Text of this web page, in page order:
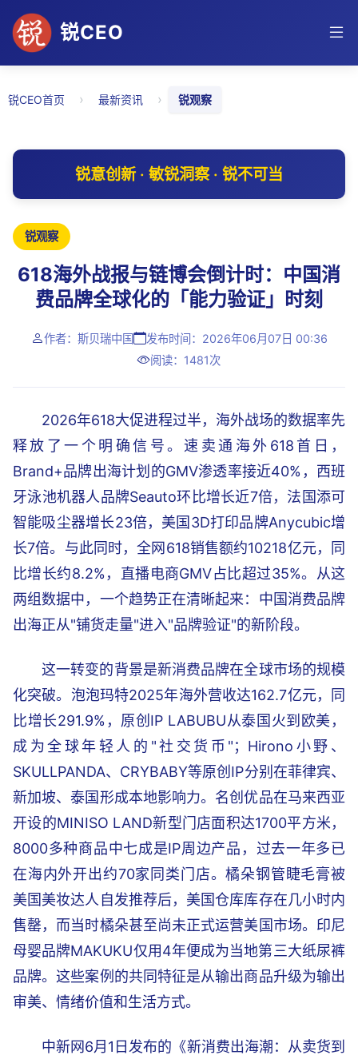
锐CEO
锐CEO首页 › 最新资讯 › 锐观察
锐意创新 · 敏锐洞察 · 锐不可当
锐观察
618海外战报与链博会倒计时：中国消
费品牌全球化的「能力验证」时刻
作者：斯贝瑞中国
发布时间：2026年06月07日 00:36
阅读：1481次
2026年618大促进程过半，海外战场的数据率先
释放了一个明确信号。速卖通海外618首日，
Brand+品牌出海计划的GMV渗透率接近40%，西班
牙泳池机器人品牌Seauto环比增长近7倍，法国添可
智能吸尘器增长23倍，美国3D打印品牌Anycubic增
长7倍。与此同时，全网618销售额约10218亿元，同
比增长约8.2%，直播电商GMV占比超过35%。从这
两组数据中，一个趋势正在清晰起来：中国消费品牌
出海正从"铺货走量"进入"品牌验证"的新阶段。
这一转变的背景是新消费品牌在全球市场的规模
化突破。泡泡玛特2025年海外营收达162.7亿元，同
比增长291.9%，原创IP LABUBU从泰国火到欧美，
成为全球年轻人的"社交货币"；Hirono小野、
SKULLPANDA、CRYBABY等原创IP分别在菲律宾、
新加坡、泰国形成本地影响力。名创优品在马来西亚
开设的MINISO LAND新型门店面积达1700平方米，
8000多种商品中七成是IP周边产品，过去一年多已
在海内外开出约70家同类门店。橘朵钢管睫毛膏被
美国美妆达人自发推荐后，美国仓库库存在几小时内
售罄，而当时橘朵甚至尚未正式运营美国市场。印尼
母婴品牌MAKUKU仅用4年便成为当地第三大纸尿裤
品牌。这些案例的共同特征是从输出商品升级为输出
审美、情绪价值和生活方式。
中新网6月1日发布的《新消费出海潮：从卖货到